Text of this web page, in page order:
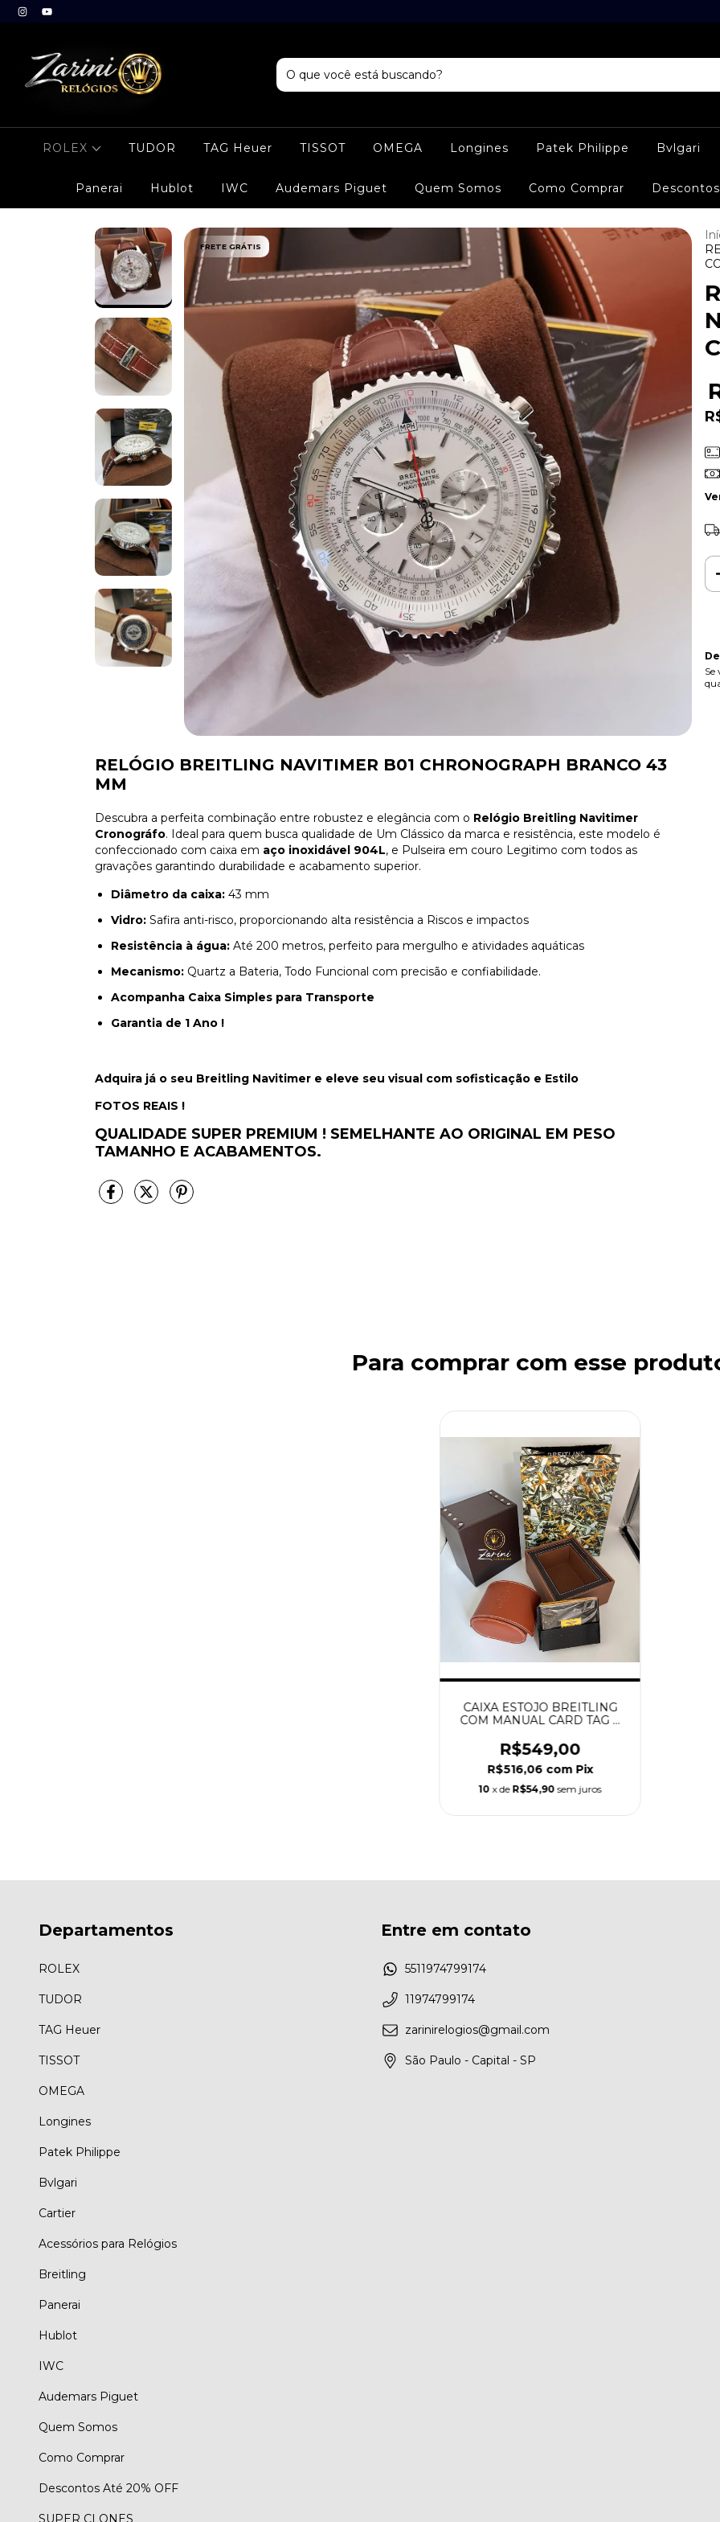
ROLEX TUDOR TAG Heuer TISSOT OMEGA Longines Patek Philippe Bvlgari
Panerai Hublot IWC Audemars Piguet Quem Somos Como Comprar
FRETE GRÁTIS
RELÓGIO BREITLING NAVITIMER B01 CHRONOGRAPH BRANCO 43
MM
Descubra a perfeita combinação entre robustez e elegância com o Relógio Breitling Navitimer
Cronográfo. Ideal para quem busca qualidade de Um Clássico da marca e resistência, este modelo é
confeccionado com caixa em aço inoxidável 904L, e Pulseira em couro Legitimo com todos as
gravações garantindo durabilidade e acabamento superior.
Diâmetro da caixa: 43 mm
Vidro: Safira anti-risco, proporcionando alta resistência a Riscos e impactos
Resistência à água: Até 200 metros, perfeito para mergulho e atividades aquáticas
Mecanismo: Quartz a Bateria, Todo Funcional com precisão e confiabilidade.
Acompanha Caixa Simples para Transporte
Garantia de 1 Ano !
Adquira já o seu Breitling Navitimer e eleve seu visual com sofisticação e Estilo
FOTOS REAIS !
QUALIDADE SUPER PREMIUM ! SEMELHANTE AO ORIGINAL EM PESO
TAMANHO E ACABAMENTOS.
Se
Para comprar com esse
CAIXA ESTOJO BREITLING
COM MANUAL CARD TAG E
R$549,00
R$516,06 com Pix
10 x de R$54,90 sem juros
Departamentos
ROLEX
TUDOR
TAG Heuer
TISSOT
OMEGA
Longines
Patek Philippe
Bvlgari
Cartier
Acessórios para Relógios
Breitling
Panerai
Hublot
IWC
Audemars Piguet
Quem Somos
Como Comprar
Descontos Até 20% OFF
SUPER CLONES
Entre em contato
5511974799174
11974799174
zarinirelogios@gmail.com
São Paulo - Capital - SP